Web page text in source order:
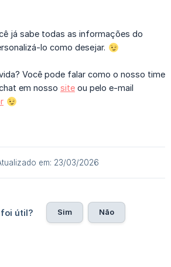
já sabe todas as informações do
lo como desejar.
Você pode falar como o nosso time
em nosso site ou pelo e-mail
em: 23/03/2026
útil? Sim Não